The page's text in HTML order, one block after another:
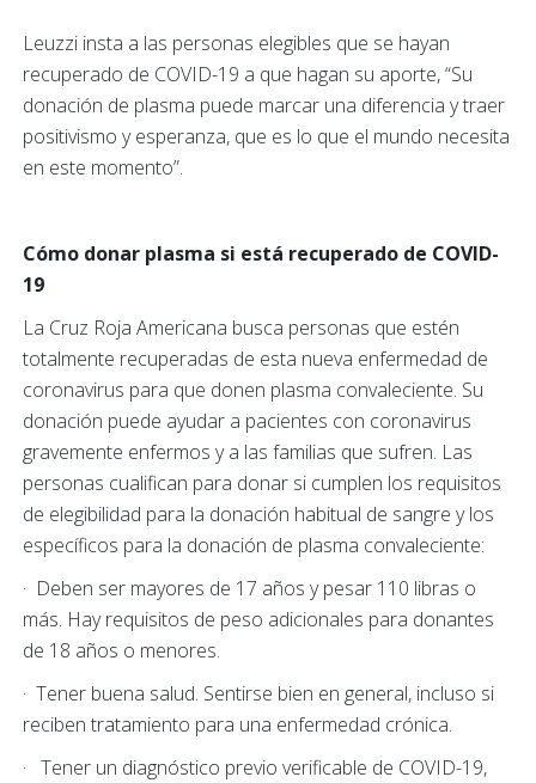
Leuzzi insta a las personas elegibles que se hayan
recuperado de COVID-19 a que hagan su aporte, “Su
donación de plasma puede marcar una diferencia y traer
positivismo y esperanza, que es lo que el mundo necesita
en este momento”.
Cómo donar plasma si está recuperado de COVID-
19
La Cruz Roja Americana busca personas que estén
totalmente recuperadas de esta nueva enfermedad de
coronavirus para que donen plasma convaleciente. Su
donación puede ayudar a pacientes con coronavirus
gravemente enfermos y a las familias que sufren. Las
personas cualifican para donar si cumplen los requisitos
de elegibilidad para la donación habitual de sangre y los
específicos para la donación de plasma convaleciente:
· Deben ser mayores de 17 años y pesar 110 libras o
más. Hay requisitos de peso adicionales para donantes
de 18 años o menores.
· Tener buena salud. Sentirse bien en general, incluso si
reciben tratamiento para una enfermedad crónica.
· Tener un diagnóstico previo verificable de COVID-19,